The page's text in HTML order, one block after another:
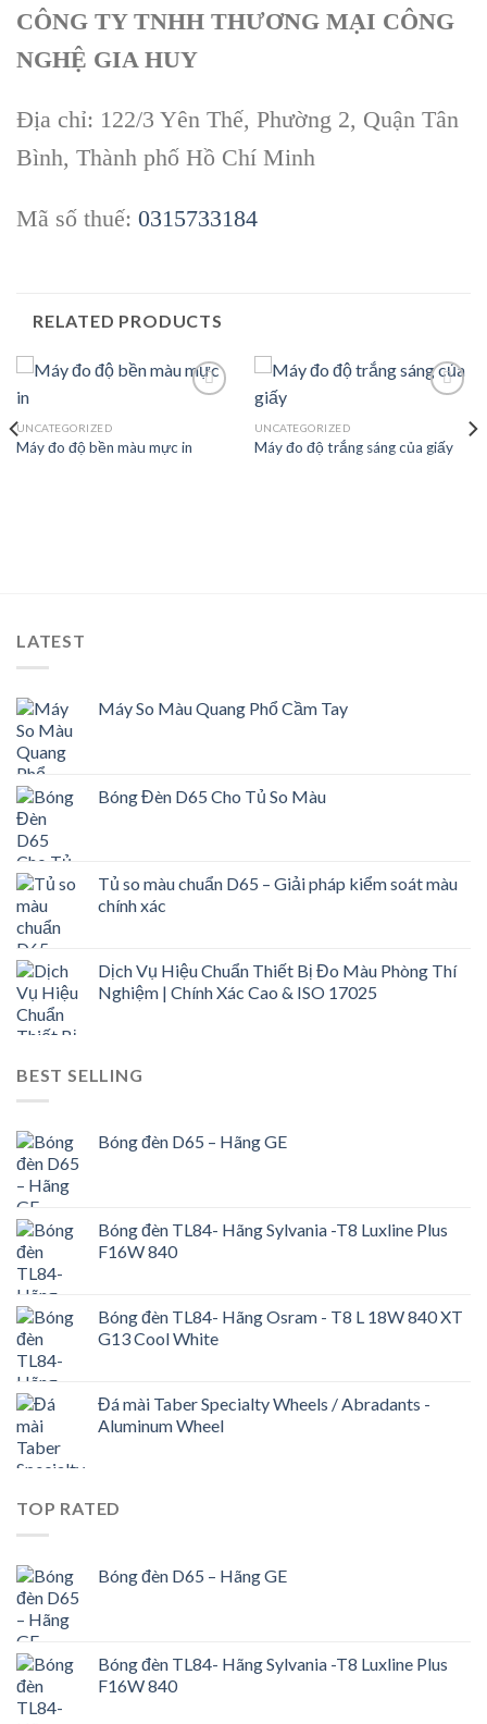
CÔNG TY TNHH THƯƠNG MẠI CÔNG
NGHỆ GIA HUY
Địa chỉ: 122/3 Yên Thế, Phường 2, Quận Tân
Bình, Thành phố Hồ Chí Minh
Mã số thuế: 0315733184
RELATED PRODUCTS
Add to
UNCATEGORIZED
Máy đo độ bền màu mực in
Add to
UNCATEGORIZED
Máy đo độ trắng sáng của giấy
LATEST
Máy So Màu Quang Phổ Cầm Tay
Bóng Đèn D65 Cho Tủ So Màu
Tủ so màu chuẩn D65 – Giải pháp kiểm soát màu
chính xác
Dịch Vụ Hiệu Chuẩn Thiết Bị Đo Màu Phòng Thí
Nghiệm | Chính Xác Cao & ISO 17025
BEST SELLING
Bóng đèn D65 – Hãng GE
Bóng đèn TL84- Hãng Sylvania -T8 Luxline Plus
F16W 840
Bóng đèn TL84- Hãng Osram - T8 L 18W 840 XT
G13 Cool White
Đá mài Taber Specialty Wheels / Abradants -
Aluminum Wheel
TOP RATED
Bóng đèn D65 – Hãng GE
Bóng đèn TL84- Hãng Sylvania -T8 Luxline Plus
F16W 840